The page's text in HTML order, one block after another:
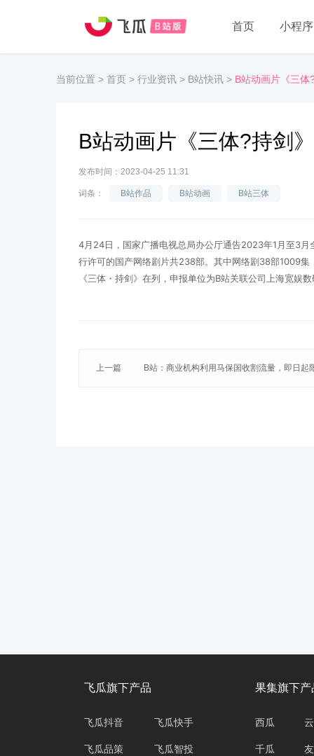
首页 小程序
当前位置 > 首页 > 行业资讯 > B站快讯 > B站动画片《三体
B站动画片《三体?持剑
发布时间：2023-04-25 11:31
词条： B站作品 B站动画 B站三体
4月24日，国家广播电视总局办公厅通告2023年1月至3
行许可的国产网络剧片共238部。其中网络剧38部1009
《三体・持剑》在列，申报单位为B站关联公司上海宽娱
上一篇
B站：商业机构利用马保国收割流量，即日起
飞瓜旗下产品
飞瓜抖音
飞瓜品策
飞瓜快手
飞瓜智投
果集旗下产
西瓜
千瓜